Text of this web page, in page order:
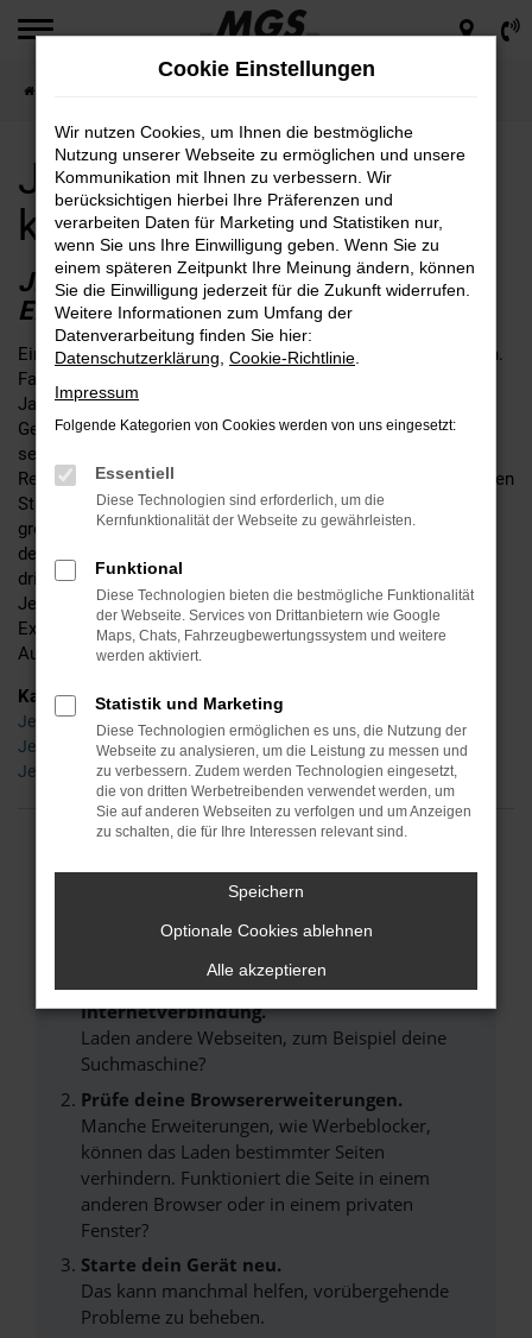
Zum
springen
Jeep für Erfurt günstig
kaufen
JEEP – EINE SEHR GUTE WAHL FÜR
ERFURT
Ein Jeep passt nach Erfurt, daran kann kein Zweifel bestehen.
Fakt ist, dass die Fahrzeuge dieses Herstellers seit vielen
Jahren das Straßenbild prägen und sich im alltäglichen
Gebrauch perfekt bewähren. Wer seinen Jeep bei MGS kauft,
setzt auf einen Autohändler mit fester Verankerung in der
Region rund um Erfurt. Unser Unternehmen ist an gleich sieben
Standorten für Sie da und schreibt bis heute familiäre Werte
groß. Wir legen großen Wert auf eine umfangreiche und
detaillierte Beratung und befinden uns mittlerweile in der
dritten Generation. Ins Leben gerufen wurde Ihr Händler für
Jeep in Erfurt bereits im Jahr 1955 – seinerzeit noch als
Experte für Zweiräder, doch schon bald waren wir auch im
Autobereich tätig und sind es bis zum heutigen Tag.
Kategorie
Jeep Neuwagen Erfurt
Jeep Gebrauchtwagen Erfurt
Jeep Tageszulassung Erfurt
FEHLER: NETWORK ERROR
Hier sind ein paar Tipps, die dir helfen können:
Überprüfe deine Firewall und deine
Internetverbindung.
Laden andere Webseiten, zum Beispiel deine
Suchmaschine?
Prüfe deine Browsererweiterungen.
Manche Erweiterungen, wie Werbeblocker,
können das Laden bestimmter Seiten
verhindern. Funktioniert die Seite in einem
anderen Browser oder in einem privaten
Fenster?
Starte dein Gerät neu.
Das kann manchmal helfen, vorübergehende
Probleme zu beheben.
Cookie Einstellungen
Wir nutzen Cookies, um Ihnen die bestmögliche
Nutzung unserer Webseite zu ermöglichen und unsere
Kommunikation mit Ihnen zu verbessern. Wir
berücksichtigen hierbei Ihre Präferenzen und
verarbeiten Daten für Marketing und Statistiken nur,
wenn Sie uns Ihre Einwilligung geben. Wenn Sie zu
einem späteren Zeitpunkt Ihre Meinung ändern, können
Sie die Einwilligung jederzeit für die Zukunft widerrufen.
Weitere Informationen zum Umfang der
Datenverarbeitung finden Sie hier:
Datenschutzerklärung Cookie-Richtlinie
Impressum
Folgende Kategorien von Cookies werden von uns eingesetzt:
Essentiell
Diese Technologien sind erforderlich, um die
Kernfunktionalität der Webseite zu gewährleisten.
Funktional
Diese Technologien bieten die bestmögliche Funktionalität
der Webseite. Services von Drittanbietern wie Google
Maps, Chats, Fahrzeugbewertungssystem und weitere
werden aktiviert.
Statistik und Marketing
Diese Technologien ermöglichen es uns, die Nutzung der
Webseite zu analysieren, um die Leistung zu messen und
zu verbessern. Zudem werden Technologien eingesetzt,
die von dritten Werbetreibenden verwendet werden, um
Sie auf anderen Webseiten zu verfolgen und um Anzeigen
zu schalten, die für Ihre Interessen relevant sind.
Speichern
Optionale Cookies ablehnen
Alle akzeptieren